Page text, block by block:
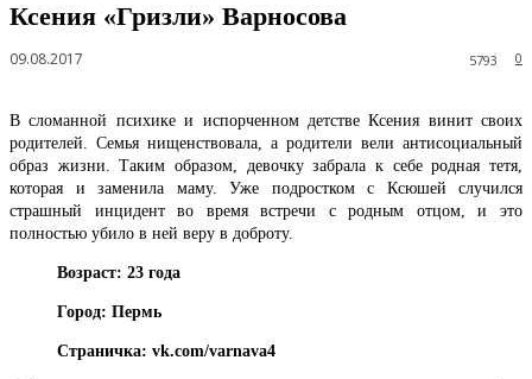
Ксения «Гризли» Варносова
09.08.2017 0
5793
В сломанной психике и испорченном детстве Ксения винит своих
родителей. Семья нищенствовала, а родители вели антисоциальный
образ жизни. Таким образом, девочку забрала к себе родная тетя,
которая и заменила маму. Уже подростком с Ксюшей случился
страшный инцидент во время встречи с родным отцом, и это
полностью убило в ней веру в доброту.
Возраст: 23 года
Город: Пермь
Страничка: vk.com/varnava4